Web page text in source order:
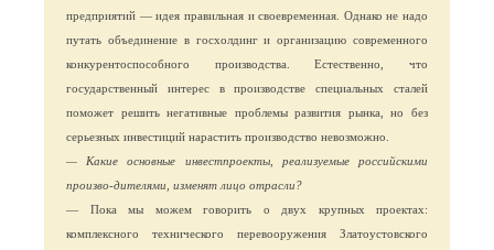
предприятий — идея правильная и своевременная. Однако не надо
путать объединение в госхолдинг и организацию современного
конкурентоспособного производства. Естественно, что
государственный интерес в производстве специальных сталей
поможет решить негативные проблемы развития рынка, но без
серьезных инвестиций нарастить производство невозможно.
— Какие основные инвестпроекты, реализуемые российскими
произво-дителями, изменят лицо отрасли?
— Пока мы можем говорить о двух крупных проектах:
комплексного технического перевооружения Златоустовского